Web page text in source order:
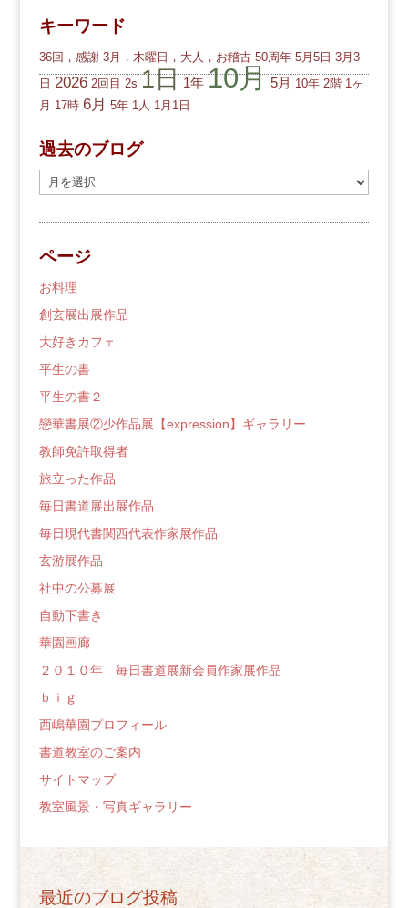
キーワード
36回，感謝 3月，木曜日，大人，お稽古 50周年 5月5日 3月3
日 2026 2回目 2s 1日 1年 10月 5月 10年 2階 1ヶ
月 17時 6月 5年 1人 1月1日
過去のブログ
去
の
ロ
グ
ページ
お料理
創玄展出展作品
大好きカフェ
平生の書
平生の書２
戀華書展②少作品展【expression】ギャラリー
教師免許取得者
旅立った作品
毎日書道展出展作品
毎日現代書関西代表作家展作品
玄游展作品
社中の公募展
自動下書き
華園画廊
２０１０年 毎日書道展新会員作家展作品
ｂｉｇ
西嶋華園プロフィール
書道教室のご案内
サイトマップ
教室風景・写真ギャラリー
最近のブログ投稿